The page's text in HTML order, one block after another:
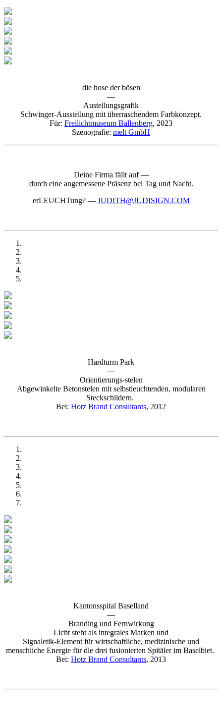
die hose der bösen
—
Austellungsgrafik
Schwinger-Ausstellung mit überraschendem Farbkonzept.
Für: Freilichtmuseum Ballenberg, 2023
Szenografie: melt GmbH
Deine Firma fällt auf —
durch eine angemessene Präsenz bei Tag und Nacht.
erLEUCHTung? — JUDITH@JUDISIGN.COM
Hardturm Park
—
Orientierungs-stelen
Abgewinkelte Betonstelen mit selbstleuchtenden, modularen
Steckschildern.
Bei: Hotz Brand Consultants, 2012
Kantonsspital Baselland
—
Branding und Fernwirkung
Licht steht als integrales Marken und
Signaletik-Element für wirtschaftliche, medizinische und
menschliche Energie für die drei fusionierten Spitäler im Baselbiet.
Bei: Hotz Brand Consultants, 2013